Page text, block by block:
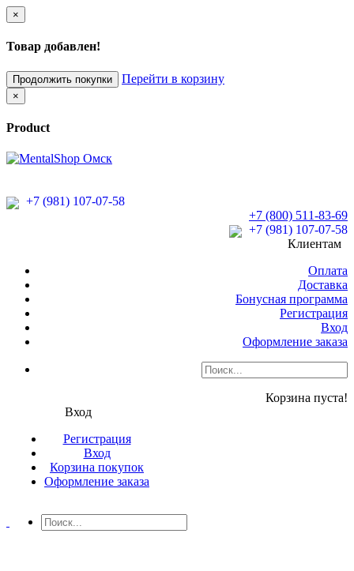
×
Товар добавлен!
Продолжить покупки Перейти в корзину
×
Product
+7 (981) 107-07-58
+7 (800) 511-83-69
+7 (981) 107-07-58
Клиентам
Оплата
Доставка
Бонусная программа
Регистрация
Вход
Оформление заказа
Корзина пуста!
Вход
Регистрация
Вход
Корзина покупок
Оформление заказа